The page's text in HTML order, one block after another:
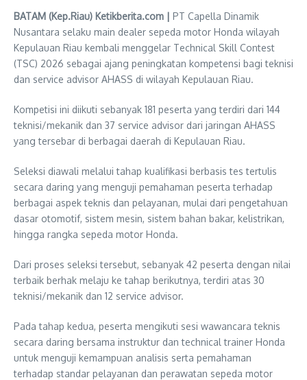
BATAM (Kep.Riau) Ketikberita.com | PT Capella Dinamik
Nusantara selaku main dealer sepeda motor Honda wilayah
Kepulauan Riau kembali menggelar Technical Skill Contest
(TSC) 2026 sebagai ajang peningkatan kompetensi bagi teknisi
dan service advisor AHASS di wilayah Kepulauan Riau.
Kompetisi ini diikuti sebanyak 181 peserta yang terdiri dari 144
teknisi/mekanik dan 37 service advisor dari jaringan AHASS
yang tersebar di berbagai daerah di Kepulauan Riau.
Seleksi diawali melalui tahap kualifikasi berbasis tes tertulis
secara daring yang menguji pemahaman peserta terhadap
berbagai aspek teknis dan pelayanan, mulai dari pengetahuan
dasar otomotif, sistem mesin, sistem bahan bakar, kelistrikan,
hingga rangka sepeda motor Honda.
Dari proses seleksi tersebut, sebanyak 42 peserta dengan nilai
terbaik berhak melaju ke tahap berikutnya, terdiri atas 30
teknisi/mekanik dan 12 service advisor.
Pada tahap kedua, peserta mengikuti sesi wawancara teknis
secara daring bersama instruktur dan technical trainer Honda
untuk menguji kemampuan analisis serta pemahaman
terhadap standar pelayanan dan perawatan sepeda motor